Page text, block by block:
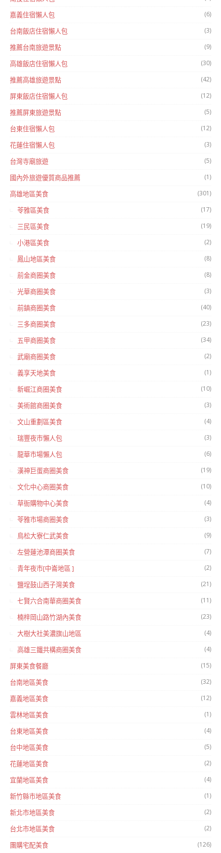
嘉義住宿懶人包 (6)
台南飯店住宿懶人包 (3)
推薦台南旅遊景點 (9)
高雄飯店住宿懶人包 (30)
推薦高雄旅遊景點 (42)
屏東飯店住宿懶人包 (12)
推薦屏東旅遊景點 (5)
台東住宿懶人包 (12)
花蓮住宿懶人包 (3)
台灣寺廟旅遊 (5)
國內外旅遊優質商品推薦 (1)
高雄地區美食 (301)
苓雅區美食 (17)
三民區美食 (19)
小港區美食 (2)
鳳山地區美食 (8)
前金商圈美食 (8)
光華商圈美食 (3)
前鎮商圈美食 (40)
三多商圈美食 (23)
五甲商圈美食 (34)
武廟商圈美食 (2)
義享天地美食 (1)
新崛江商圈美食 (10)
美術館商圈美食 (3)
文山重劃區美食 (4)
瑞豐夜市懶人包 (3)
龍華市場懶人包 (6)
漢神巨蛋商圈美食 (19)
文化中心商圈美食 (10)
草衙購物中心美食 (4)
苓雅市場商圈美食 (3)
鳥松大寮仁武美食 (9)
左營蓮池潭商圈美食 (7)
青年夜市[中崙地區 ] (2)
鹽埕鼓山西子灣美食 (21)
七賢六合南華商圈美食 (11)
楠梓岡山路竹湖內美食 (23)
大樹大社美濃旗山地區 (4)
高雄三鐵共構商圈美食 (4)
屏東美食餐廳 (15)
台南地區美食 (32)
嘉義地區美食 (12)
雲林地區美食 (1)
台東地區美食 (4)
台中地區美食 (5)
花蓮地區美食 (2)
宜蘭地區美食 (4)
新竹縣市地區美食 (1)
新北市地區美食 (2)
台北市地區美食 (2)
團購宅配美食 (126)